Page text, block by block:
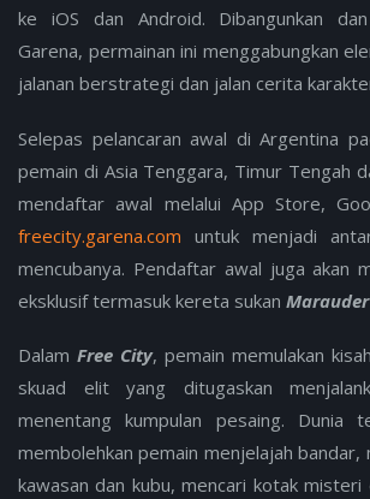
ke iOS dan Android. Dibangunkan
Garena, permainan ini menggabungkan
jalanan berstrategi dan jalan cerita
Selepas pelancaran awal di Argentina
pemain di Asia Tenggara, Timur Tengah
mendaftar awal melalui App Store,
freecity.garena.com untuk menjadi
mencubanya. Pendaftar awal juga akan
eksklusif termasuk kereta sukan
Dalam Free City, pemain memulakan
skuad elit yang ditugaskan
menentang kumpulan pesaing. Dunia
membolehkan pemain menjelajah bandar,
kawasan dan kubu, mencari kotak misteri